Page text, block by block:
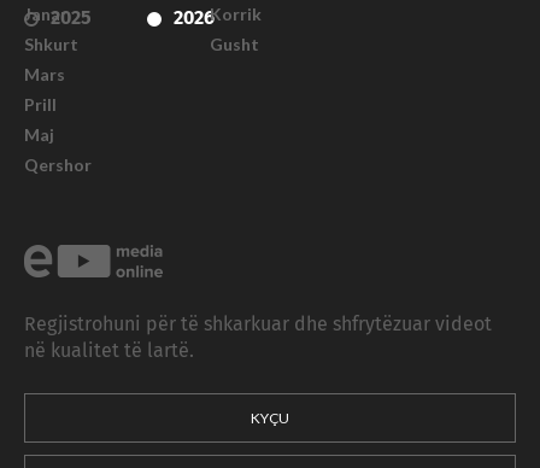
2025
2026
Janar
Shkurt
Mars
Prill
Maj
Qershor
Korrik
Gusht
Regjistrohuni për të shkarkuar dhe shfrytëzuar videot
në kualitet të lartë.
KYÇU